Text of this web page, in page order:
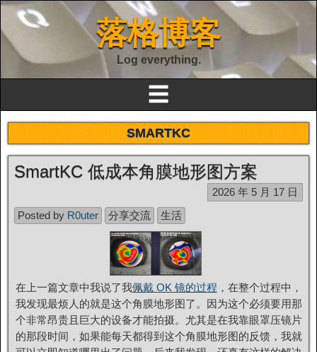
落格博客
Log everything.
☰
SMARTKC
SmartKC 低成本角膜地形图方案
2026 年 5 月 17 日
Posted by R0uter 分享交流 生活
在上一篇文章中我说了我佩戴 OK 镜的过程 ，在整个过程中，
我发现最烦人的就是这个角膜地形图了。因为这个必须要用那
个非常昂贵且巨大的设备才能拍摄。尤其是在我靠眼罩压镜片
的那段时间，如果能每天都得到这个角膜地形图的反馈，我就